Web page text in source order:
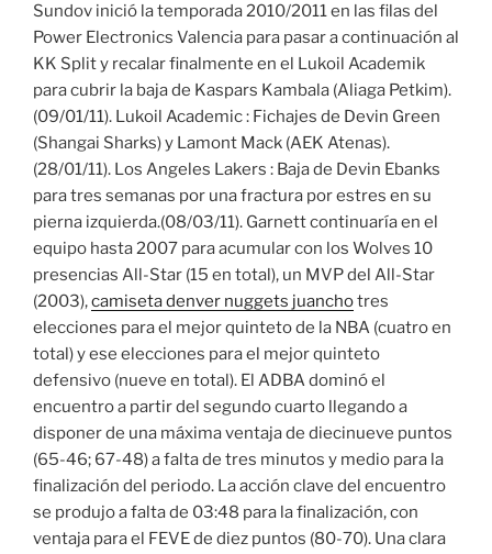
Sundov inició la temporada 2010/2011 en las filas del
Power Electronics Valencia para pasar a continuación al
KK Split y recalar finalmente en el Lukoil Academik
para cubrir la baja de Kaspars Kambala (Aliaga Petkim).
(09/01/11). Lukoil Academic : Fichajes de Devin Green
(Shangai Sharks) y Lamont Mack (AEK Atenas).
(28/01/11). Los Angeles Lakers : Baja de Devin Ebanks
para tres semanas por una fractura por estres en su
pierna izquierda.(08/03/11). Garnett continuaría en el
equipo hasta 2007 para acumular con los Wolves 10
presencias All-Star (15 en total), un MVP del All-Star
(2003),camiseta denver nuggets juanchotres
elecciones para el mejor quinteto de la NBA (cuatro en
total) y ese elecciones para el mejor quinteto
defensivo (nueve en total). El ADBA dominó el
encuentro a partir del segundo cuarto llegando a
disponer de una máxima ventaja de diecinueve puntos
(65-46; 67-48) a falta de tres minutos y medio para la
finalización del periodo. La acción clave del encuentro
se produjo a falta de 03:48 para la finalización, con
ventaja para el FEVE de diez puntos (80-70). Una clara